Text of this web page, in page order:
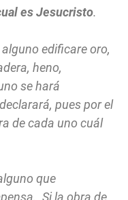
es Jesucristo.
edificare oro,
heno,
se hará
pues por el
de cada uno cuál
que
Si la obra de